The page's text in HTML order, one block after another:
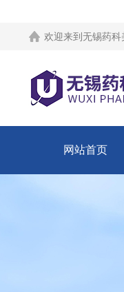
欢迎来到 无锡药科
网站首页